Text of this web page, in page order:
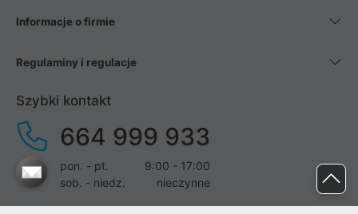
Informacje o firmie
Regulaminy i regulacje
Szybki kontakt
664 999 933
pon. - pt.
9:00 - 17:00
sob. - niedz.
nieczynne